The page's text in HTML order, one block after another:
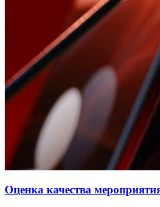
Оценка качества